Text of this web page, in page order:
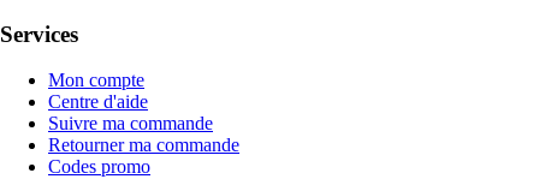
Services
Mon compte
Centre d'aide
Suivre ma commande
Retourner ma commande
Codes promo